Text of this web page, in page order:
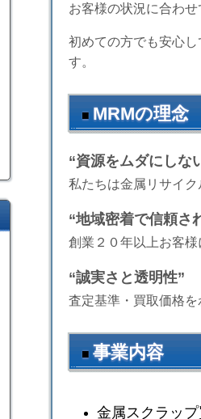
お客様の状況に合わせ
初めての方でも安心し
す。
■ MRMの理念
“資源をムダにしな
私たちは金属リサイ
“地域密着で信頼さ
創業２０年以上お客様
“誠実さと透明性”
査定基準・買取価格
■ 事業内容
金属スクラップ